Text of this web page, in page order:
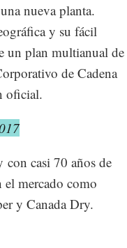
nueva planta.
y su fácil
un plan multianual de
de Cadena
oficial.
casi 70 años de
el mercado como
y Canada Dry.